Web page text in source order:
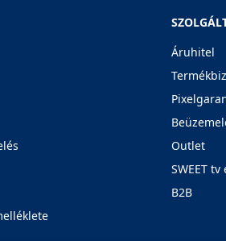
Áruhitel
Outlet
SWEET
B2B